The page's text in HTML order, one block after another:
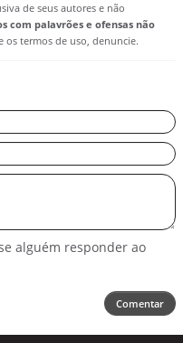
de seus autores e não
com palavrões e ofensas não
os termos de uso, denuncie.
alguém responder ao
Comentar